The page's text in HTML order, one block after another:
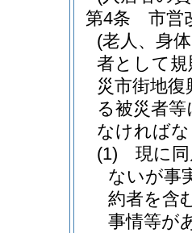
第4条
市営
(老人、身
者として
災市街地復
る被災者
なければ
(1)
現に
ないが事
約者を含
事情等が